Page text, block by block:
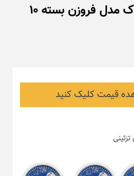
ساعت دیواری کودک مدل فروزن بسته ۱۰
قیمت کلیک کنید